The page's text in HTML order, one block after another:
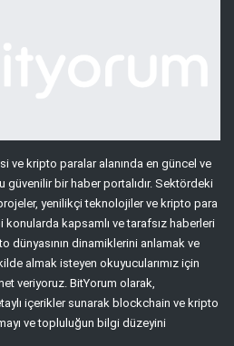
ve kripto paralar alanında en güncel ve
güvenilir bir haber portalıdır. Sektördeki
yenilikçi teknolojiler ve kripto para
kapsamlı ve tarafsız haberleri
dünyasının dinamiklerini anlamak ve
almak isteyen okuyucularımız için
veriyoruz. BitYorum olarak,
içerikler sunarak blockchain ve kripto
ve topluluğun bilgi düzeyini